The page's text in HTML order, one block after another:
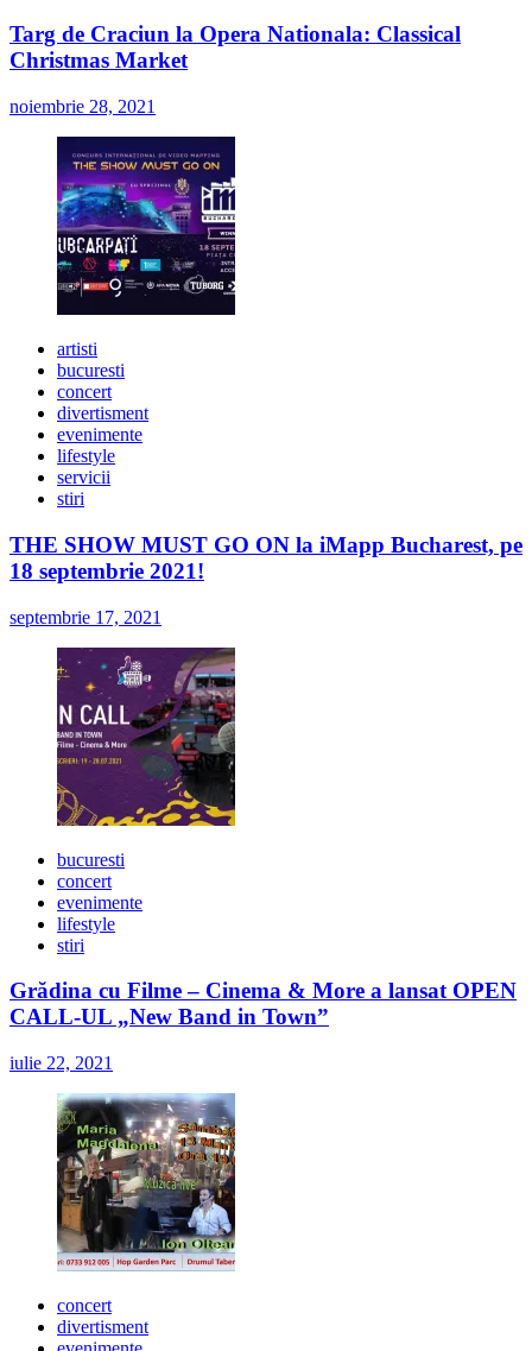
Targ de Craciun la Opera Nationala: Classical
Christmas Market
noiembrie 28, 2021
artisti
bucuresti
concert
divertisment
evenimente
lifestyle
servicii
stiri
THE SHOW MUST GO ON la iMapp Bucharest, pe
18 septembrie 2021!
septembrie 17, 2021
bucuresti
concert
evenimente
lifestyle
stiri
Grădina cu Filme – Cinema & More a lansat OPEN
CALL-UL „New Band in Town”
iulie 22, 2021
concert
divertisment